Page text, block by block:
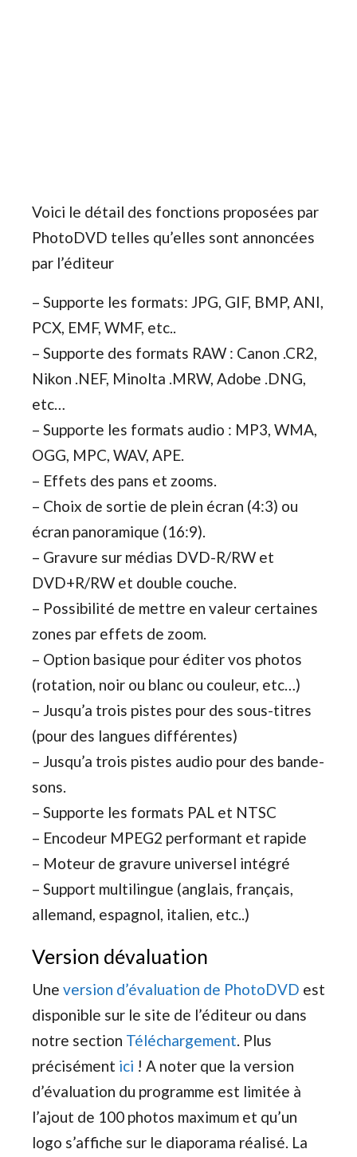
Voici le détail des fonctions proposées par
PhotoDVD telles qu’elles sont annoncées
par l’éditeur
– Supporte les formats: JPG, GIF, BMP, ANI,
PCX, EMF, WMF, etc..
– Supporte des formats RAW : Canon .CR2,
Nikon .NEF, Minolta .MRW, Adobe .DNG,
etc…
– Supporte les formats audio : MP3, WMA,
OGG, MPC, WAV, APE.
– Effets des pans et zooms.
– Choix de sortie de plein écran (4:3) ou
écran panoramique (16:9).
– Gravure sur médias DVD-R/RW et
DVD+R/RW et double couche.
– Possibilité de mettre en valeur certaines
zones par effets de zoom.
– Option basique pour éditer vos photos
(rotation, noir ou blanc ou couleur, etc…)
– Jusqu’a trois pistes pour des sous-titres
(pour des langues différentes)
– Jusqu’a trois pistes audio pour des bande-
sons.
– Supporte les formats PAL et NTSC
– Encodeur MPEG2 performant et rapide
– Moteur de gravure universel intégré
– Support multilingue (anglais, français,
allemand, espagnol, italien, etc..)
Version dévaluation
Une version d’évaluation de PhotoDVD est
disponible sur le site de l’éditeur ou dans
notre section Téléchargement . Plus
précisément ici ! A noter que la version
d’évaluation du programme est limitée à
l’ajout de 100 photos maximum et qu’un
logo s’affiche sur le diaporama réalisé. La